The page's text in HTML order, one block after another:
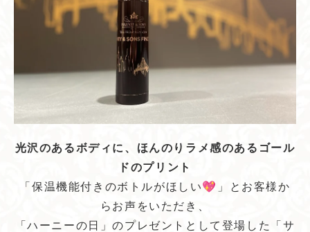
光沢のあるボディに、ほんのりラメ感のあるゴール
ドのプリント
「保温機能付きのボトルがほしい💖」とお客様か
らお声をいただき、
「ハーニーの日」のプレゼントとして登場した「サ